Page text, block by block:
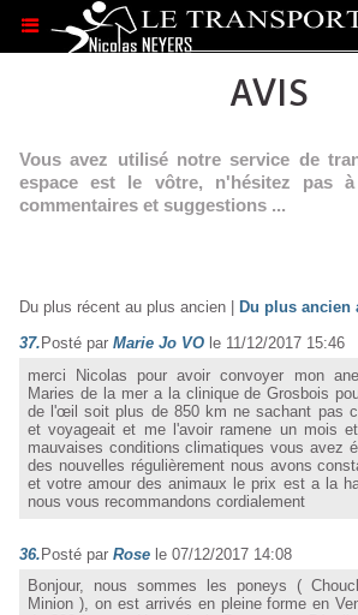
.
AVIS
Vous avez utilisé notre service de
espace est le vôtre, n'hésitez pas
commentaires et suggestions ...
Du plus récent au plus ancien
Du plus ancien
37. Posté par Marie Jo VO le 11/12/2017 15:46
merci Nicolas pour avoir convoyer mon
Maries de la mer a la clinique de Grosbois
de l'œil soit plus de 850 km ne sachant pas
et voyageait et me l'avoir ramene un mois
mauvaises conditions climatiques vous avez
des nouvelles régulièrement nous avons
et votre amour des animaux le prix est a la
nous vous recommandons cordialement
36.Posté par Rose le 07/12/2017 14:08
Bonjour, nous sommes les poneys (
Minion ), on est arrivés en pleine forme en